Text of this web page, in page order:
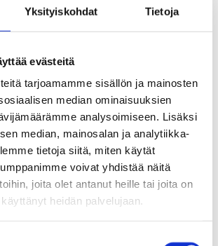
Yksityiskohdat Tietoja
evästeitä
tarjoamamme sisällön ja mainosten
median ominaisuuksien
analysoimiseen. Lisäksi
median, mainosalan ja analytiikka-
tietoja siitä, miten käytät
voivat yhdistää näitä
joita olet antanut heille tai joita on
heidän palvelujaan.
pääkaupunki – ihmisten metropoli
metropoli tarvitsee oman lain